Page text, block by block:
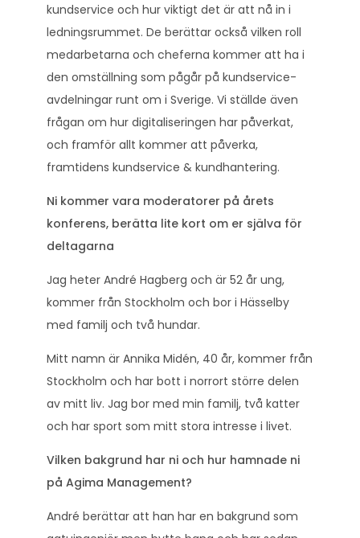
kundservice och hur viktigt det är att nå in i
ledningsrummet. De berättar också vilken roll
medarbetarna och cheferna kommer att ha i
den omställning som pågår på kundservice-
avdelningar runt om i Sverige. Vi ställde även
frågan om hur digitaliseringen har påverkat,
och framför allt kommer att påverka,
framtidens kundservice & kundhantering.
Ni kommer vara moderatorer på årets
konferens, berätta lite kort om er själva för
deltagarna
Jag heter André Hagberg och är 52 år ung,
kommer från Stockholm och bor i Hässelby
med familj och två hundar.
Mitt namn är Annika Midén, 40 år, kommer från
Stockholm och har bott i norrort större delen
av mitt liv. Jag bor med min familj, två katter
och har sport som mitt stora intresse i livet.
Vilken bakgrund har ni och hur hamnade ni
på Agima Management?
André berättar att han har en bakgrund som